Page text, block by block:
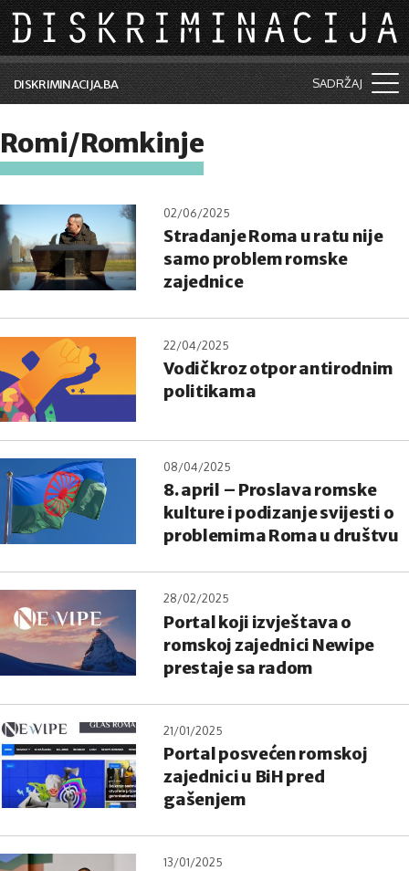
Skip to main content
DISKRIMINACIJA.BA SADRŽAJ
Vijesti i događaji
Kolumne
Lične priče
Saradnja sa medijima
Pretraga
Romi/Romkinje
02/06/2025
Stradanje Roma u ratu nije
samo problem romske
zajednice
22/04/2025
Vodič kroz otpor antirodnim
politikama
08/04/2025
8. april – Proslava romske
kulture i podizanje svijesti o
problemima Roma u društvu
28/02/2025
Portal koji izvještava o
romskoj zajednici Newipe
prestaje sa radom
21/01/2025
Portal posvećen romskoj
zajednici u BiH pred
gašenjem
13/01/2025